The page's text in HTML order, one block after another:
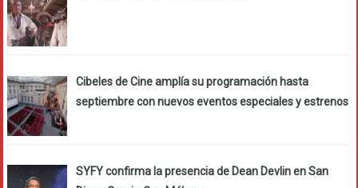
Cibeles de Cine amplía su programación hasta
septiembre con nuevos eventos especiales y estrenos
SYFY confirma la presencia de Dean Devlin en San